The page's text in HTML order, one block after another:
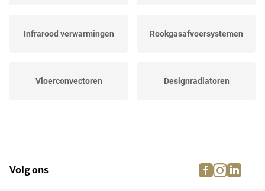
Infrarood verwarmingen Rookgasafvoersystemen
Vloerconvectoren Designradiatoren
Warmtepompen Cv-pompen
Volg ons facebook